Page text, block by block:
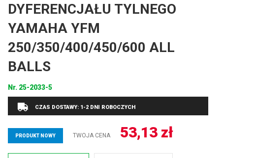
DYFERENCJAŁU TYLNEGO
YAMAHA YFM
250/350/400/450/600 ALL
BALLS
Nr. 25-2033-5
CZAS DOSTAWY: 1-2 DNI ROBOCZYCH
PRODUKT NOWY TWOJA CENA 53,13 zł